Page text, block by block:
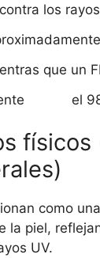
los
que un
el
físicos
como
la piel,
UV.